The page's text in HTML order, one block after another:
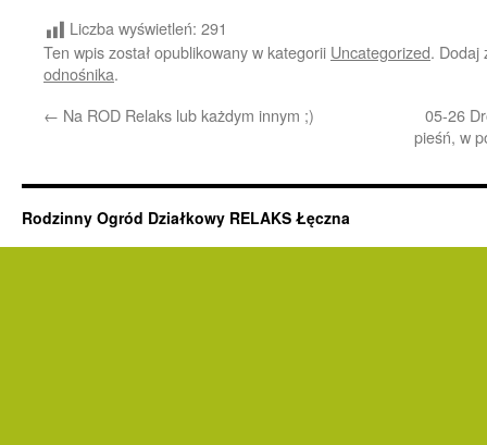
Liczba wyświetleń: 291
Ten wpis został opublikowany w kategorii Uncategorized. Dodaj
odnośnika.
← Na ROD Relaks lub każdym innym ;)
05-26
pieśń, w
Rodzinny Ogród Działkowy RELAKS Łęczna